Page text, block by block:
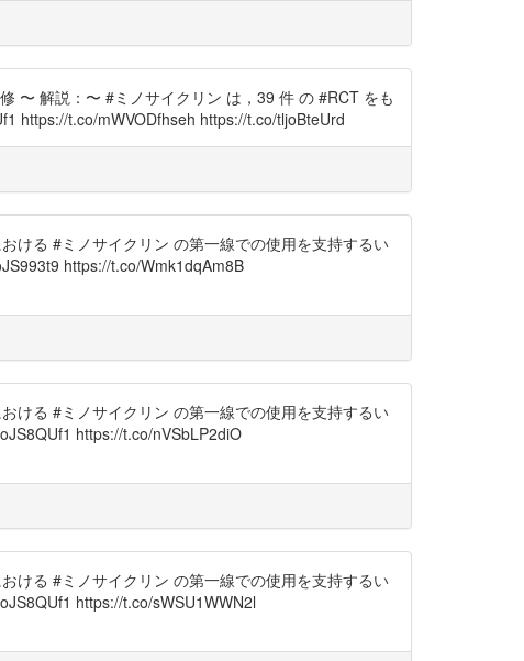
〜 解説：〜 #ミノサイクリン は，39 件 の #RCT をも
https://t.co/mWVODfhseh https://t.co/tljoBteUrd
ける #ミノサイクリン の第一線での使用を支持するい
https://t.co/Wmk1dqAm8B
ける #ミノサイクリン の第一線での使用を支持するい
https://t.co/nVSbLP2diO
ける #ミノサイクリン の第一線での使用を支持するい
https://t.co/sWSU1WWN2l